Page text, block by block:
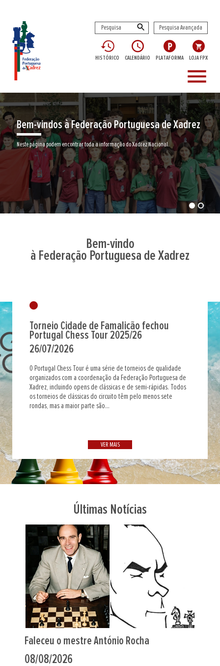
Pesquisa Avançada
HISTÓRICO CALENDÁRIO PLATAFORMA LOJA FPX
menu
Encontre aqui o seu clube de Xadrez
Junte-se a nós neste jogo milenar
Bem-vindo
à Federação Portuguesa de Xadrez
Torneio Cidade de Famalicão fechou
Portugal Chess Tour 2025/26
26/07/2026
O Portugal Chess Tour é uma série de torneios de qualidade
organizados com a coordenação da Federação Portuguesa de
Xadrez, incluindo opens de clássicas e de semi-rápidas. Todos
os torneios de clássicas do circuito têm pelo menos sete
rondas, mas a maior parte são...
VER MAIS
Últimas Notícias
Portugueses nos Europeus de Sub-20
07/08/2026